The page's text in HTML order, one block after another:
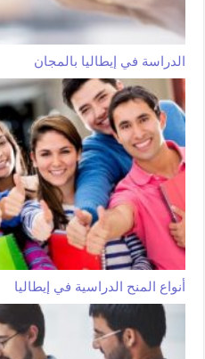
الدراسة في إيطاليا بالمجان
أنواع المنح الدراسية في إيطاليا